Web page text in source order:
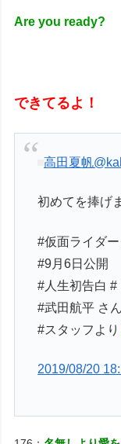
Are you ready?
できてるよ！
高田夏帆
初めてを捧げ
#仮面ライダ
#9月6日公開
#人生初告白 #
#武田航平 さ
#スタッフより
2019/08/20